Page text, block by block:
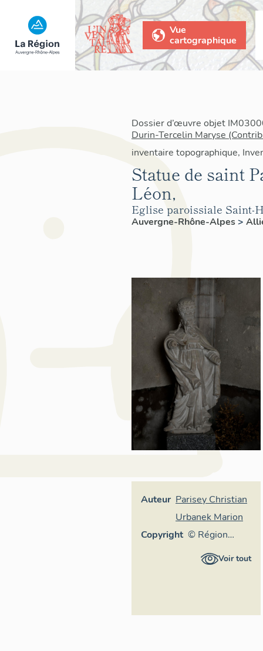
Vue
cartographique
Dossier d’œuvre objet
Durin-Tercelin Maryse
inventaire topographique,
Statue de saint
Léon,
Eglise paroissiale Saint-
Auvergne-Rhône-Alpes>
Auteur Parisey Christian
Urbanek Marion
Copyright © Région
Auvergne-Voir tout